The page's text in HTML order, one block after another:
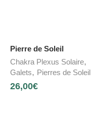
Pierre de Soleil
Chakra Plexus Solaire,
Galets, Pierres de Soleil
26,00€